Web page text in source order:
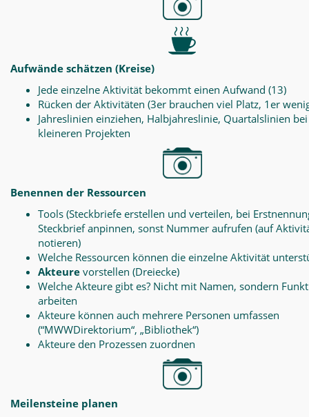
Aufwände schätzen (Kreise)
Jede einzelne Aktivität bekommt einen Aufwand (13)
Rücken der Aktivitäten (3er brauchen viel Platz, 1er
Jahreslinien einziehen, Halbjahreslinie, Quartalslinien bei
kleineren Projekten
Benennen der Ressourcen
Tools (Steckbriefe erstellen und verteilen, bei
Steckbrief anpinnen, sonst Nummer aufrufen (auf
notieren)
Welche Ressourcen können die einzelne Aktivität
Akteure vorstellen (Dreiecke)
Welche Akteure gibt es? Nicht mit Namen, sondern
arbeiten
Akteure können auch mehrere Personen umfassen
(“MWWDirektorium“, „Bibliothek“)
Akteure den Prozessen zuordnen
Meilensteine planen